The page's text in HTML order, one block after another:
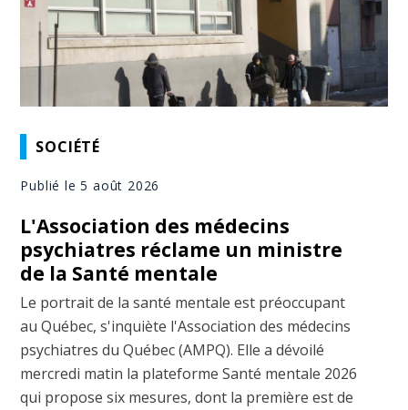
SOCIÉTÉ
Publié le 5 août 2026
L'Association des médecins
psychiatres réclame un ministre
de la Santé mentale
Le portrait de la santé mentale est préoccupant
au Québec, s'inquiète l'Association des médecins
psychiatres du Québec (AMPQ). Elle a dévoilé
mercredi matin la plateforme Santé mentale 2026
qui propose six mesures, dont la première est de